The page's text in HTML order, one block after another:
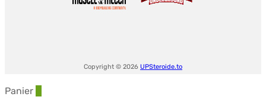
Copyright © 2026 UPSteroide.to
Panier